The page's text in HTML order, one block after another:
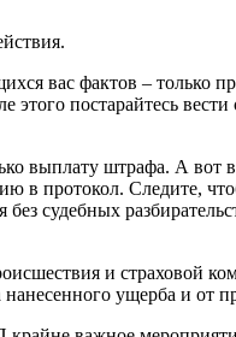
вас фактов – только
постарайтесь
выплату штрафа. А вот
в протокол. Следите,
судебных
и страховой
ущерба и от